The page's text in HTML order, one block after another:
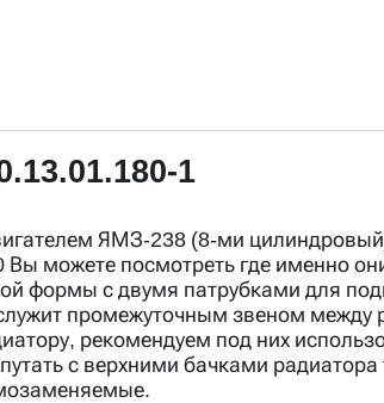
1
ЯМЗ-238 (8-ми
Вы можете посмотреть где именно
формы с двумя патрубками для
промежуточным звеном между
рекомендуем под них
с верхними бачками радиатора